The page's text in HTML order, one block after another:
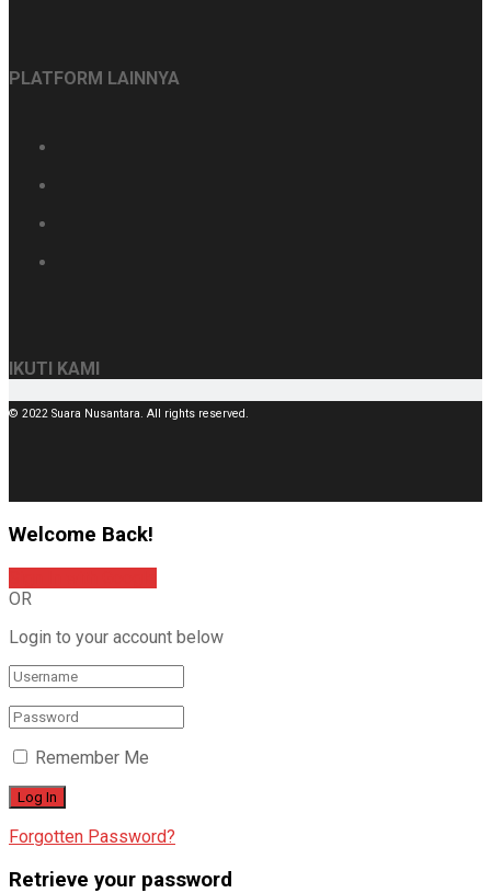
PLATFORM LAINNYA
IKUTI KAMI
© 2022 Suara Nusantara. All rights reserved.
Welcome Back!
OR
Login to your account below
Remember Me
Forgotten Password?
Retrieve your password